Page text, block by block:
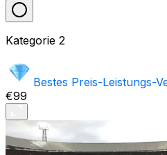
Kategorie 2
Bestes Preis-Leistungs-
€99